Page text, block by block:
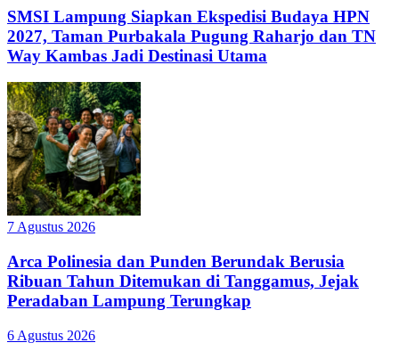
SMSI Lampung Siapkan Ekspedisi Budaya HPN
2027, Taman Purbakala Pugung Raharjo dan TN
Way Kambas Jadi Destinasi Utama
7 Agustus 2026
Arca Polinesia dan Punden Berundak Berusia
Ribuan Tahun Ditemukan di Tanggamus, Jejak
Peradaban Lampung Terungkap
6 Agustus 2026